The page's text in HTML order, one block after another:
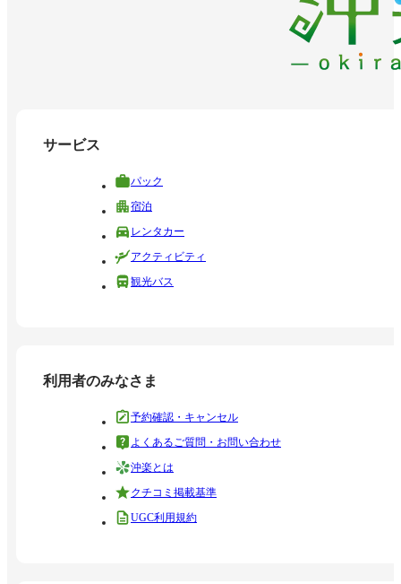
サービス
パック
宿泊
レンタカー
アクティビティ
観光バス
利用者のみなさま
予約確認・キャンセル
よくあるご質問・お問い合わせ
沖楽とは
クチコミ掲載基準
UGC利用規約